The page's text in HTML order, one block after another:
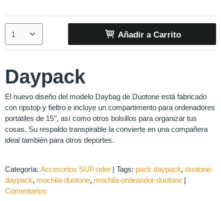
Añadir a Carrito
Daypack
El nuevo diseño del modelo Daybag de Duotone está fabricado
con ripstop y fieltro e incluye un compartimento para ordenadores
portátiles de 15’’, así como otros bolsillos para organizar tus
cosas. Su respaldo transpirable la convierte en una compañera
ideal también para otros deportes.
Categoría: Accesorios SUP rider | Tags: pack daypack duotone-
daypack mochila-duotone mochila-ordeandor-duotone |
Comentarios